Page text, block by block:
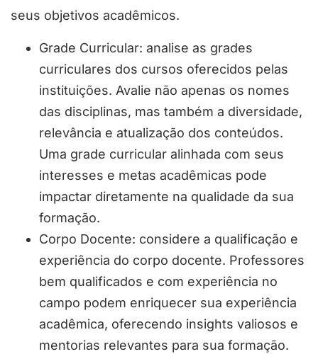
seus objetivos acadêmicos.
Grade Curricular: analise as grades
curriculares dos cursos oferecidos pelas
instituições. Avalie não apenas os nomes
das disciplinas, mas também a diversidade,
relevância e atualização dos conteúdos.
Uma grade curricular alinhada com seus
interesses e metas acadêmicas pode
impactar diretamente na qualidade da sua
formação.
Corpo Docente: considere a qualificação e
experiência do corpo docente. Professores
bem qualificados e com experiência no
campo podem enriquecer sua experiência
acadêmica, oferecendo insights valiosos e
mentorias relevantes para sua formação.